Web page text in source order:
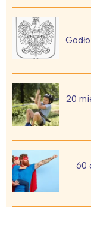
20
60
Warszawa
Łódź
Poznań
Wrocław